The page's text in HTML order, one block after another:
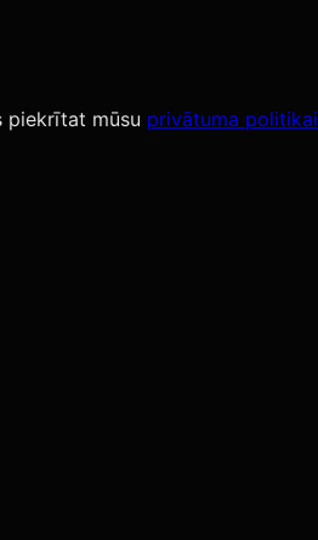
piekrītat mūsu privātuma politikai